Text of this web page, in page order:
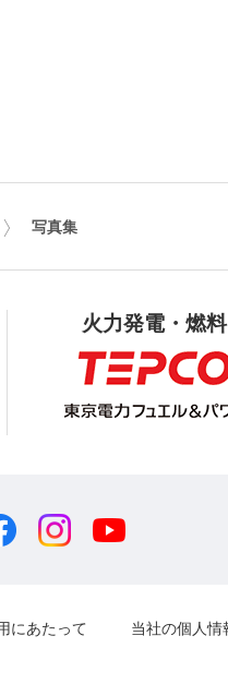
写真集
火力発電・燃料
にあたって 当社の個人情